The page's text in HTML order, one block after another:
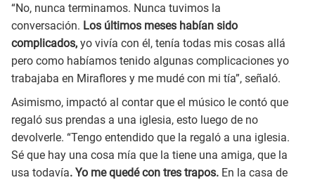
“No, nunca terminamos. Nunca tuvimos la
conversación. Los últimos meses habían sido
complicados, yo vivía con él, tenía todas mis cosas allá
pero como habíamos tenido algunas complicaciones yo
trabajaba en Miraflores y me mudé con mi tía”, señaló.
Asimismo, impactó al contar que el músico le contó que
regaló sus prendas a una iglesia, esto luego de no
devolverle. “Tengo entendido que la regaló a una iglesia.
Sé que hay una cosa mía que la tiene una amiga, que la
usa todavía. Yo me quedé con tres trapos. En la casa de